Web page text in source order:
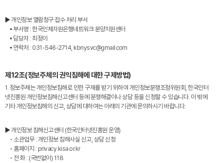
▶ 개인정보 열람청구 접수·처리 부서
⦁ 부서명 : 한국인체자원은행네트워크 분양지원센터
⦁ 담당자 : 최정이
⦁ 연락처 : 031-546-2714, kbnysvc@gmail.com
제12조(정보주체의 권익침해에 대한 구제방법)
1. 정보주체는 개인정보침해로 인한 구제를 받기 위하여 개인정보분쟁조정위원회, 한국인터
넷진흥원 개인정보침해신고센터 등에 분쟁해결이나 상담 등을 신청할 수 있습니다. 이 밖에
기타 개인정보침해의 신고, 상담에 대하여는 아래의 기관에 문의하시기 바랍니다.
▶ 개인정보 침해신고센터 (한국인터넷진흥원 운영)
• 소관업무 : 개인정보 침해사실 신고, 상담 신청
• 홈페이지 : privacy.kisa.or.kr
• 전 화 : (국번없이) 118